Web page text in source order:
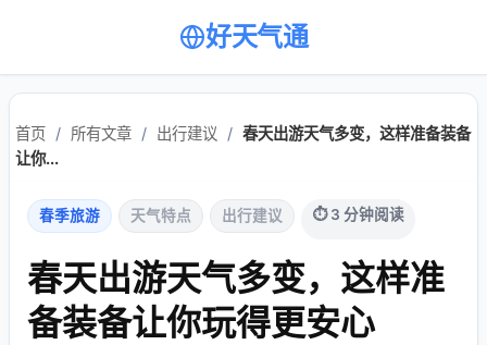
好天气通
首页 / 所有文章 / 出行建议 / 春天出游天气多变，这样准备装备
让你...
春季旅游 天气特点 出行建议 ⏱ 3 分钟阅读
春天出游天气多变，这样准
备装备让你玩得更安心